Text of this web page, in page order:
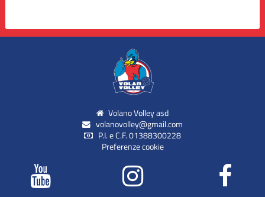
Volano Volley asd
volanovolley@gmail.com
P.I. e C.F. 01388300228
Preferenze cookie